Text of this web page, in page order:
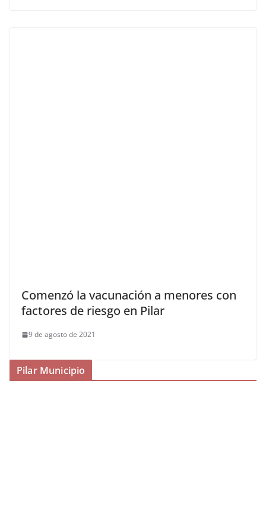
Comenzó la vacunación a menores con
factores de riesgo en Pilar
9 de agosto de 2021
Pilar Municipio